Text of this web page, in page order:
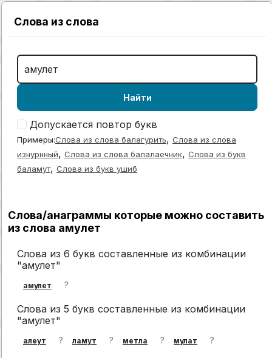
Слова из слова
Найти
Допускается повтор букв
Примеры:Слова из слова балагурить, Слова из слова
изнурнный, Слова из слова балалаечник, Слова из букв
баламут, Слова из букв ушиб
Слова/анаграммы которые можно составить
из слова амулет
Слова из 6 букв составленные из комбинации
"амулет"
амулет ?
Слова из 5 букв составленные из комбинации
"амулет"
алеут ? ламут ? метла ? мулат ?